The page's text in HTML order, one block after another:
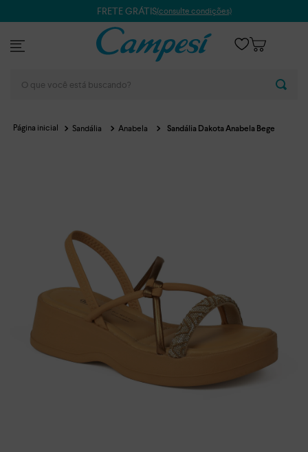
FRETE GRÁTIS(consulte condições)
Sandália Anabela Sandália Dakota Anabela Bege